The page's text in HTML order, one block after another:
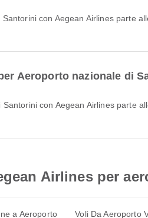
Aeroporto nazionale di
Airlines per
a Aeroporto Voli Da Aeroporto